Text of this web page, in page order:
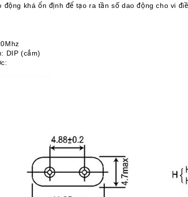
động khá ổn định để tạo ra tần số dao động cho vi
DIP (cắm)